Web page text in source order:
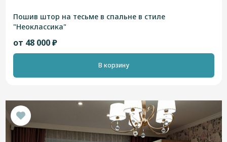
Пошив штор на тесьме в спальне в стиле
"Неоклассика"
от 48 000 ₽
В корзину